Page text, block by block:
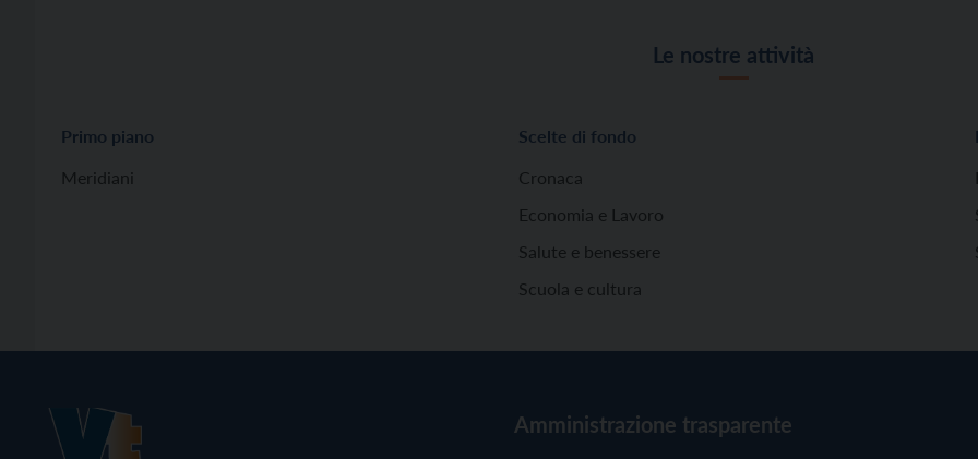
Le nostre attività
Primo piano
Meridiani
Scelte di fondo
Cronaca
Economia e Lavoro
Salute e benessere
Scuola e cultura
Amministrazione trasparente